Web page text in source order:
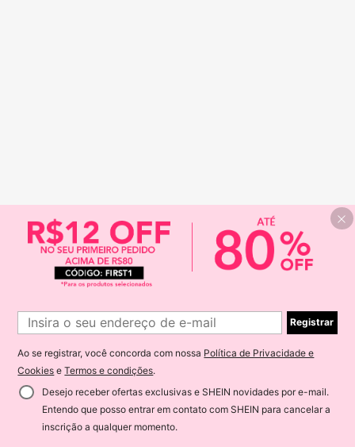
Registrar
Ao se registrar, você concorda com nossa Política de Privacidade e
Cookies eTermos e condições.
Desejo receber ofertas exclusivas e SHEIN novidades por e-mail.
Entendo que posso entrar em contato com SHEIN para cancelar a
inscrição a qualquer momento.